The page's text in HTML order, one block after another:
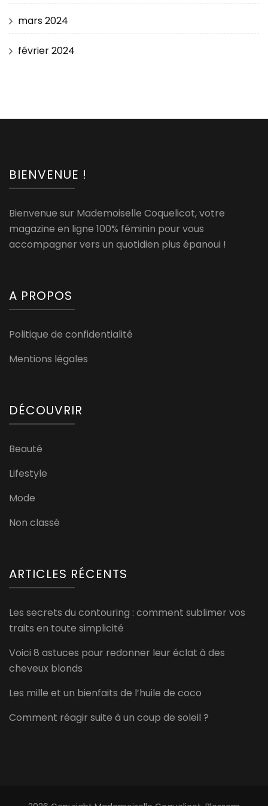
mars 2024
février 2024
BIENVENUE !
Bienvenue sur Mademoiselle Coquelicot, votre
magazine en ligne 100% féminin pour vous
accompagner vers un quotidien plus épanoui !
A PROPOS
Politique de confidentialité
Mentions légales
DÉCOUVRIR
Beauté
Lifestyle
Mode
Non classé
ARTICLES RÉCENTS
Les secrets du contouring : comment sublimer vos
traits en toute simplicité
Voici 8 astuces pour redonner leur éclat à des
cheveux blonds
Les mille et un bienfaits de l’huile de coco
Comment réagir suite à un coup de soleil ?